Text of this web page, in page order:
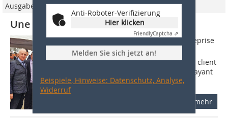
Anti-Roboter-Verifizierung
Hier klicken
FriendlyCaptcha ⇗
Melden Sie sich jetzt an!
Beispiele, Hinweise: Datenschutz, Analyse,
Widerruf
Ausgabe 2/2017
Une usine clé en main à Tizi Ouzou
1 Introduction Moderniser pour lentreprise
Marcheluzzo, cela signifie avant tout
simplifier les installations pour que le client
final puisse les utiliser facilement en ayant
recours aux...
mehr